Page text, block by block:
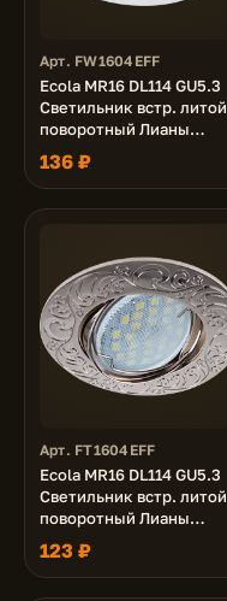
Арт. FW1604EFF
Ecola MR16 DL114 GU5.3
Светильник встр. литой
поворотный Лианы
Белый 25x90
136 ₽
Арт. FT1604EFF
Ecola MR16 DL114 GU5.3
Светильник встр. литой
поворотный Лианы
Сатин-Хром 25x90
123 ₽